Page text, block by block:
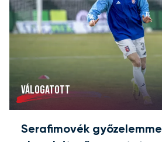
VÁLOGATOTT
Serafimovék